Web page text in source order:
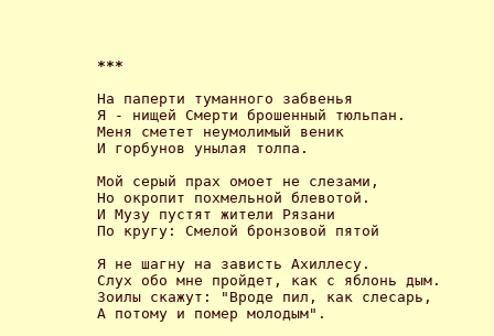
***
На паперти туманного забвенья
Я - нищей Смерти брошенный тюльпан.
Меня сметет неумолимый веник
И горбунов унылая толпа.
Мой серый прах омоет не слезами,
Но окропит похмельной блевотой.
И Музу пустят жители Рязани
По кругу: Смелой бронзовой пятой
Я не шагну на зависть Ахиллесу.
Слух обо мне пройдет, как с яблонь дым.
Зоилы скажут: "Вроде пил, как слесарь,
А потому и помер молодым".